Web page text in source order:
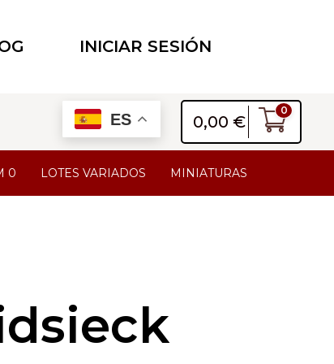
INICIAR SESIÓN
ES 0,00 €
0
0 LOTES VARIADOS MINIATURAS